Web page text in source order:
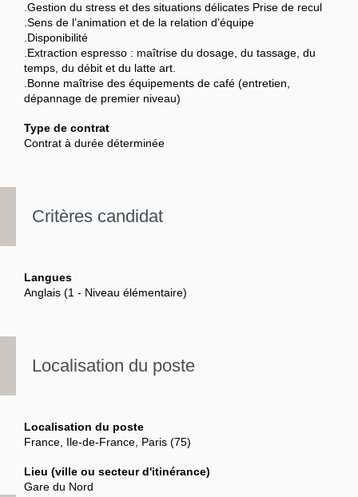
.Gestion du stress et des situations délicates Prise de recul
.Sens de l’animation et de la relation d’équipe
.Disponibilité
.Extraction espresso : maîtrise du dosage, du tassage, du
temps, du débit et du latte art.
.Bonne maîtrise des équipements de café (entretien,
dépannage de premier niveau)
Type de contrat
Contrat à durée déterminée
Critères candidat
Langues
Anglais (1 - Niveau élémentaire)
Localisation du poste
Localisation du poste
France, Ile-de-France, Paris (75)
Lieu (ville ou secteur d'itinérance)
Gare du Nord